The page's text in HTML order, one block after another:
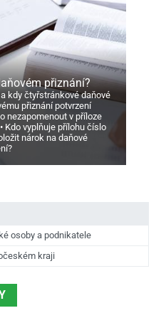
přiznání?
kdy čtyřstránkové daňové
přiznání potvrzení
nezapomenout v příloze
Kdo vyplňuje přílohu číslo
nárok na daňové
osoby a podnikatele
kraji